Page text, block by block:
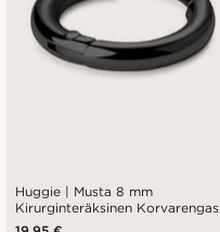
Huggie | Musta 8 mm
Kirurginteräksinen Korvarengas